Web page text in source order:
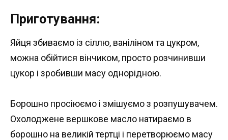
Приготування:
Яйця збиваємо із сіллю, ваніліном та цукром,
можна обійтися вінчиком, просто розчинивши
цукор і зробивши масу однорідною.
Борошно просіюємо і змішуємо з розпушувачем.
Охолоджене вершкове масло натираємо в
борошно на великій тертці і перетворюємо масу